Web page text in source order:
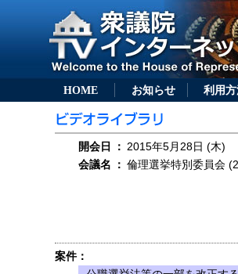
HOME お知らせ 利用
開会日 ： 2015年5月28日 (木)
会議名
： 倫理選挙特別委員会
案件：